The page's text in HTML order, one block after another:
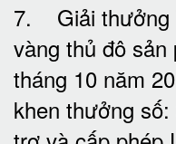
7. Giải thưởng
vàng thủ đô sản
tháng 10 năm
khen thưởng